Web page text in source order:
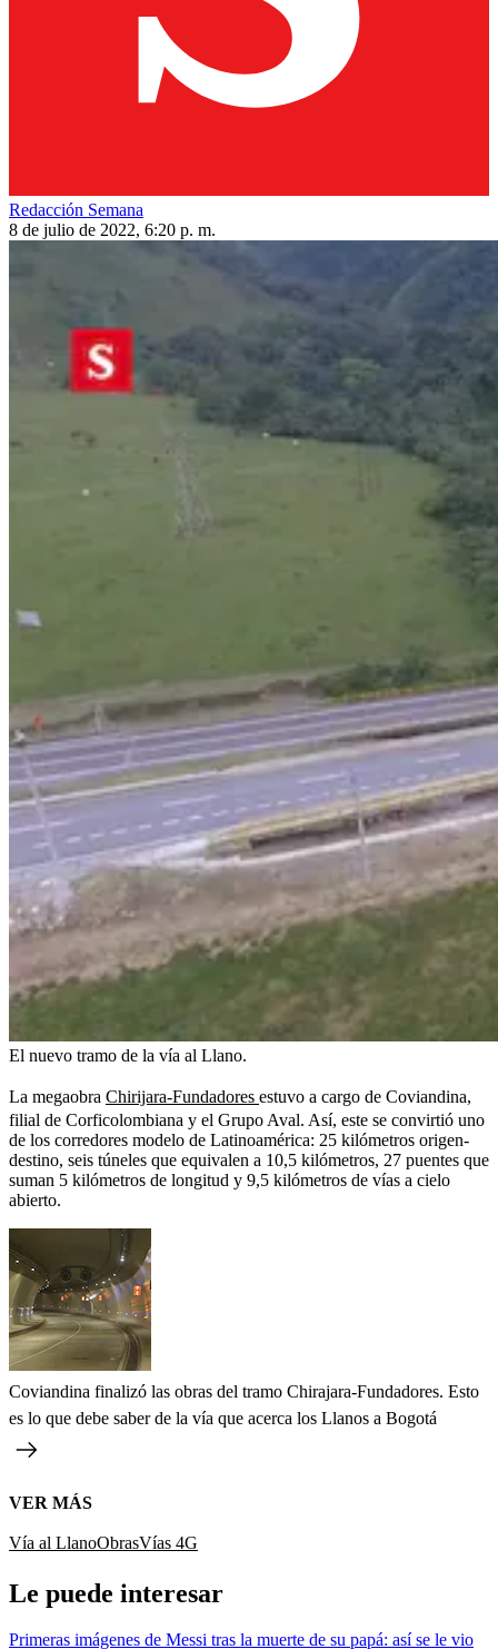
Redacción Semana
8 de julio de 2022, 6:20 p. m.
El nuevo tramo de la vía al Llano.
La megaobra Chirijara-Fundadores estuvo a cargo de Coviandina,
filial de Corficolombiana y el Grupo Aval. Así, este se convirtió uno
de los corredores modelo de Latinoamérica: 25 kilómetros origen-
destino, seis túneles que equivalen a 10,5 kilómetros, 27 puentes que
suman 5 kilómetros de longitud y 9,5 kilómetros de vías a cielo
abierto.
Coviandina finalizó las obras del tramo Chirajara-Fundadores. Esto
es lo que debe saber de la vía que acerca los Llanos a Bogotá
VER MÁS
Vía al LlanoObrasVías 4G
Le puede interesar
Primeras imágenes de Messi tras la muerte de su papá: así se le vio